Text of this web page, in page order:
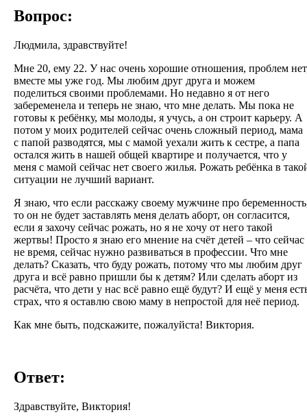
Вопрос:
Людмила, здравствуйте!
Мне 20, ему 22. У нас очень хорошие отношения, проблем
вместе мы уже год. Мы любим друг друга и можем
поделиться своими проблемами. Но недавно я от него
забеременела и теперь не знаю, что мне делать. Мы пока не
готовы к ребёнку, мы молоды, я учусь, а он строит карьеру. А
потом у моих родителей сейчас очень сложный период, мама
с папой разводятся, мы с мамой уехали жить к сестре, а папа
остался жить в нашей общей квартире и получается, что у
меня с мамой сейчас нет своего жилья. Рожать ребёнка в
ситуации не лучший вариант.
Я знаю, что если расскажу своему мужчине про
то он не будет заставлять меня делать аборт, он согласится,
если я захочу сейчас рожать, но я не хочу от него такой
жертвы! Просто я знаю его мнение на счёт детей – что сейчас
не время, сейчас нужно развиваться в профессии. Что мне
делать? Сказать, что буду рожать, потому что мы любим друг
друга и всё равно пришли бы к детям? Или сделать аборт из
расчёта, что дети у нас всё равно ещё будут? И ещё у меня
страх, что я оставлю свою маму в непростой для неё период.
Как мне быть, подскажите, пожалуйста! Виктория.
Ответ:
Здравствуйте, Виктория!